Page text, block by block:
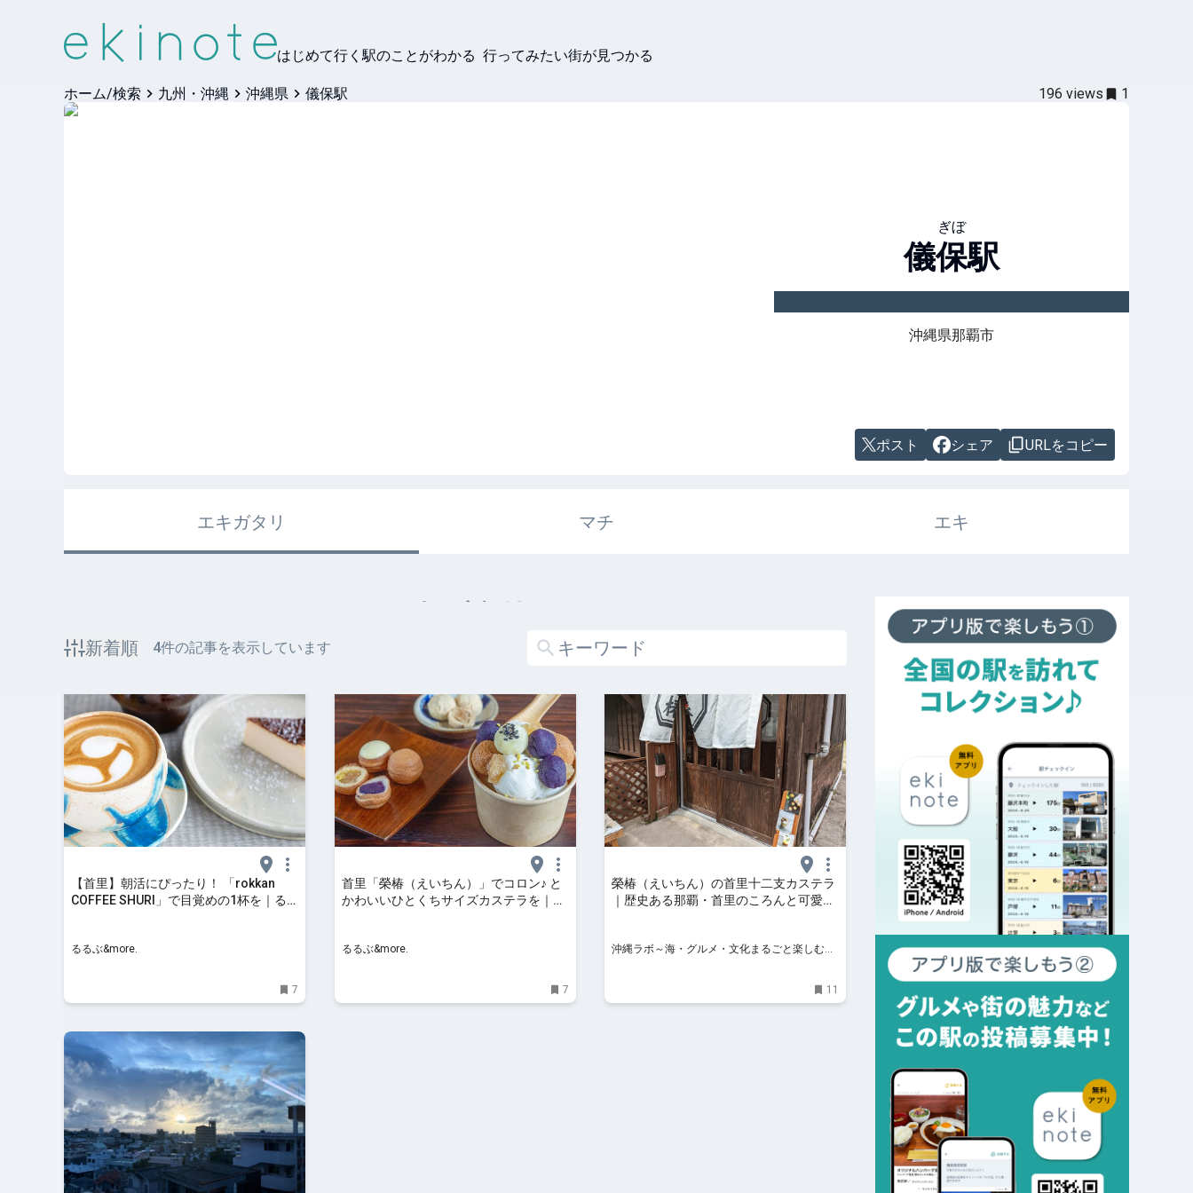
はじめて行く駅のことがわかる 行ってみたい街が見つかる
ホーム/検索 九州・沖縄 沖縄県 儀保駅 196 views 1
ぎぼ
儀保駅
沖縄県那覇市
ポスト シェア URLをコピー
エキガタリ マチ エキ
エキガタリ
新着順 4件の記事を表示しています
【首里】朝活にぴったり！ 「rokkan
COFFEE SHURI」で目覚めの1杯を｜る
るるぶ&more.
7
首里「榮椿（えいちん）」でコロン♪ と
かわいいひとくちサイズカステラを｜る
るるぶ&more.
7
榮椿（えいちん）の首里十二支カステラ
｜歴史ある那覇・首里のころんと可愛い
沖縄ラボ～海・グルメ・文化まるごと楽しむ沖
11